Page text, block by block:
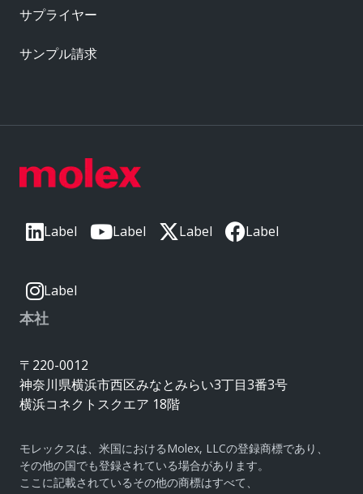
Label Label Label Label
Label
本社
〒220-0012
神奈川県横浜市西区みなとみらい3丁目3番3号
横浜コネクトスクエア 18階
モレックスは、米国におけるMolex, LLCの登録商標であり、
その他の国でも登録されている場合があります。
ここに記載されているその他の商標はすべて、
サプライヤー
サンプル請求